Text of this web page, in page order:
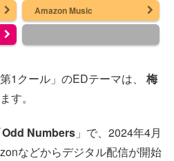
Amazon Music
1クール」のEDテーマは、 梅
す。
Odd Numbers 」で、2024年4月
などからデジタル配信が開始